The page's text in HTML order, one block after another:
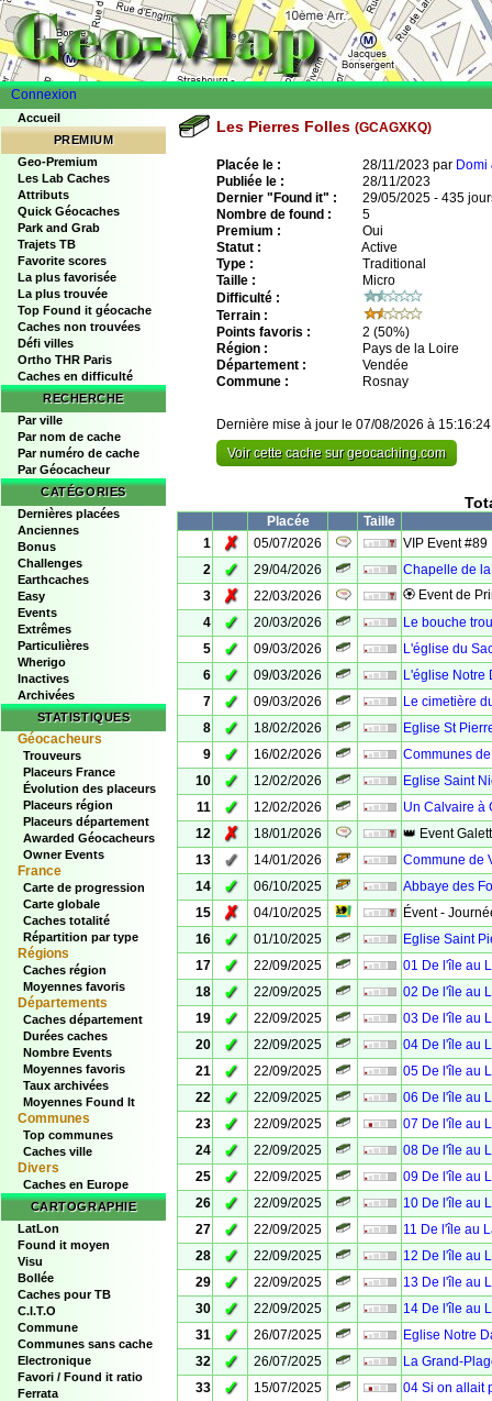
Connexion
Accueil
PREMIUM
Geo-Premium
Les Lab Caches
Attributs
Quick Géocaches
Park and Grab
Trajets TB
Favorite scores
La plus favorisée
La plus trouvée
Top Found it géocache
Caches non trouvées
Défi villes
Ortho THR Paris
Caches en difficulté
RECHERCHE
Par ville
Par nom de cache
Par numéro de cache
Par Géocacheur
CATÉGORIES
Dernières placées
Anciennes
Bonus
Challenges
Earthcaches
Easy
Events
Extrêmes
Particulières
Wherigo
Inactives
Archivées
STATISTIQUES
Géocacheurs
Trouveurs
Placeurs France
Évolution des placeurs
Placeurs région
Placeurs département
Awarded Géocacheurs
Owner Events
France
Carte de progression
Carte globale
Caches totalité
Répartition par type
Régions
Caches région
Moyennes favoris
Départements
Caches département
Durées caches
Nombre Events
Moyennes favoris
Taux archivées
Moyennes Found It
Communes
Top communes
Caches ville
Divers
Caches en Europe
CARTOGRAPHIE
LatLon
Found it moyen
Visu
Bollée
Caches pour TB
C.I.T.O
Commune
Communes sans cache
Electronique
Favori / Found it ratio
Ferrata
Les Pierres Folles (GCAGXKQ)
Placée le : 28/11/2023 par Domi
Publiée le :
28/11/2023
Dernier "Found it" :
29/05/2025 - 435
Nombre de found :
5
Premium :
Oui
Statut :
Active
Type :
Traditional
Taille :
Micro
Difficulté :
Terrain :
Points favoris :
2 (50%)
Région :
Pays de la Loire
Département :
Vendée
Commune :
Rosnay
Dernière mise à jour le 07/08/2026 à 15:16:24
Voir cette cache sur geocaching.com
Placée
Taille
1
✗ 05/07/2026
VIP Event #89
2
✓ 29/04/2026
Chapelle de
3
✗ 22/03/2026
🏵 Event de
4
✓ 20/03/2026
Le bouche
5
✓ 09/03/2026
L'église du
6
✓ 09/03/2026
L'église Notre
7
✓ 09/03/2026
Le cimetière
8
✓ 18/02/2026
Eglise St
9
✓ 16/02/2026
Communes
10
✓ 12/02/2026
Eglise Saint
11
✓ 12/02/2026
Un Calvaire à
12
✗ 18/01/2026
👑 Event
13
✓ 14/01/2026
Commune de
14
✓ 06/10/2025
Abbaye des
15
✗ 04/10/2025
Évent -
16
✓ 01/10/2025
Eglise Saint
17
✓ 22/09/2025
01 De l'île au
18
✓ 22/09/2025
02 De l'île au
19
✓ 22/09/2025
03 De l'île au
20
✓ 22/09/2025
04 De l'île au
21
✓ 22/09/2025
05 De l'île au
22
✓ 22/09/2025
06 De l'île au
23
✓ 22/09/2025
07 De l'île au
24
✓ 22/09/2025
08 De l'île au
25
✓ 22/09/2025
09 De l'île au
26
✓ 22/09/2025
10 De l'île au
27
✓ 22/09/2025
11 De l'île au
28
✓ 22/09/2025
12 De l'île au
29
✓ 22/09/2025
13 De l'île au
30
✓ 22/09/2025
14 De l'île au
31
✓ 26/07/2025
Eglise Notre
32
✓ 26/07/2025
La Grand-
33
✓ 15/07/2025
04 Si on allait